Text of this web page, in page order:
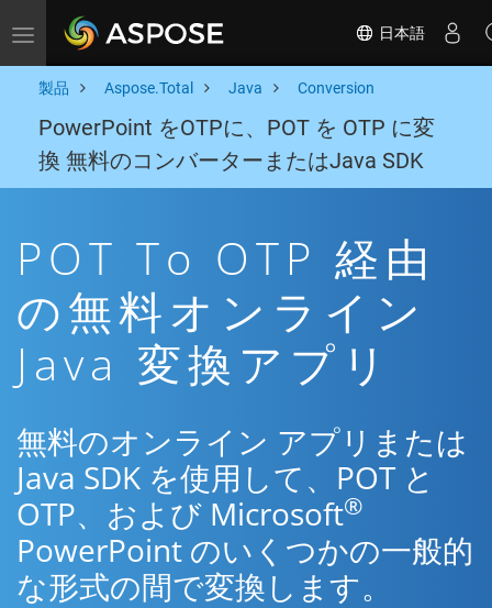
Toggle navigation 日本語
製品 Aspose.Total Java Conversion
PowerPoint をOTPに、POT を OTP に変
換 無料のコンバーターまたはJava SDK
POT To OTP 経由
の無料オンライン
Java 変換アプリ
無料のオンライン アプリまたは
Java SDK を使用して、POT と
OTP、および Microsoft®
PowerPoint のいくつかの一般的
な形式の間で変換します。